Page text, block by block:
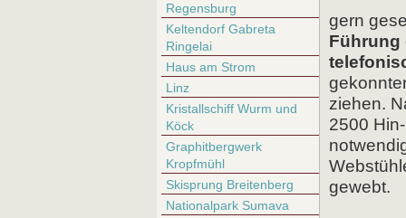
Regensburg
Keltendorf Gabreta
Ringelai
Haus am Strom
Linz
Kristallschiff Wurm und
Köck
Graphitbergwerk
Kropfmühl
Skisprung Breitenberg
Nationalpark Sumava
gern
Führung
ziehen.
2500
gewebt.